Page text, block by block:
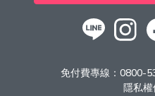
免付費專線： 0800-
隱私